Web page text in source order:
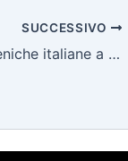
SUCCESSIVO
Tornano le Domeniche italiane a Luckan / 21.01, 18.02 e 17.03.